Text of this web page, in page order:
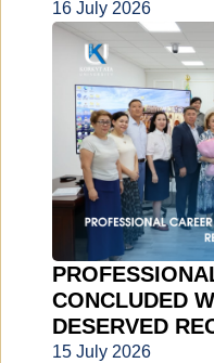
16 July 2026
CONCLUDED
DESERVED
15 July 2026